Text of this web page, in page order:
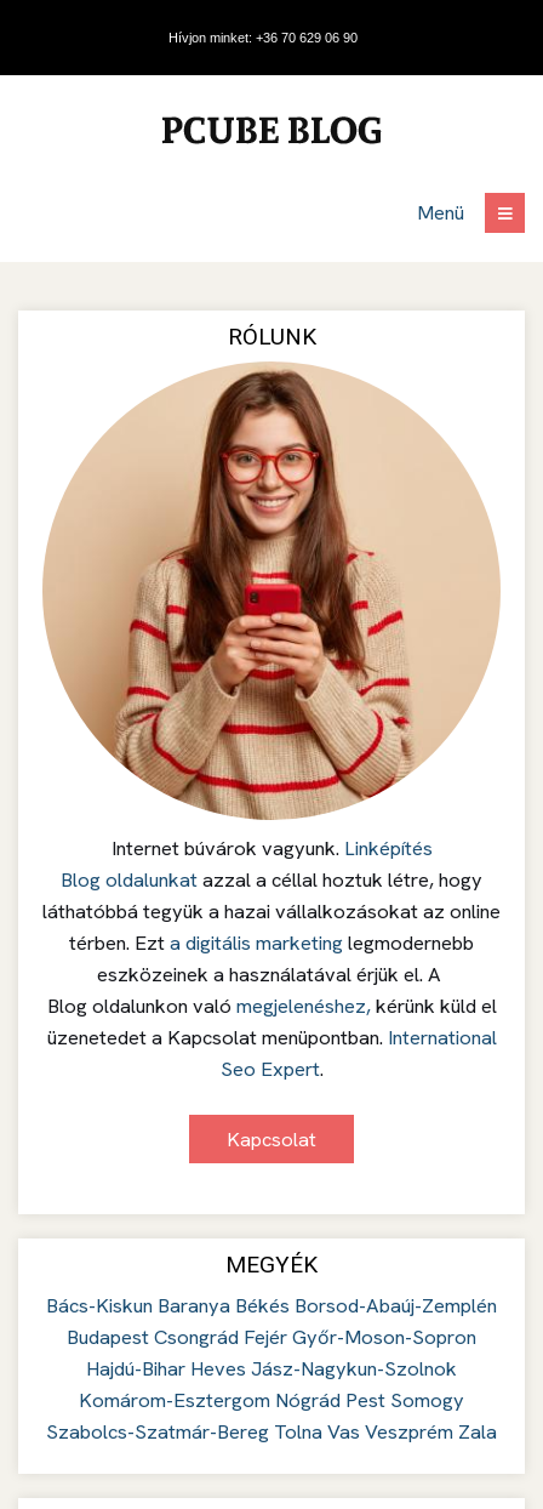
Hívjon minket: +36 70 629 06 90
Menü
RÓLUNK
Internet búvárok vagyunk. Linképítés
Blog oldalunkatazzal a céllal hoztuk létre, hogy
láthatóbbá tegyük a hazai vállalkozásokat az online
térben. Ezta digitális marketinglegmodernebb
eszközeinek a használatával érjük el. A
Blog oldalunkon való megjelenéshez,kérünk küld el
üzenetedet a Kapcsolat menüpontban. International
Seo Expert.
Kapcsolat
MEGYÉK
Bács-Kiskun Baranya Békés Borsod-Abaúj-Zemplén
BudapestCsongrád FejérGyőr-Moson-Sopron
Hajdú-Bihar Heves Jász-Nagykun-Szolnok
Komárom-Esztergom Nógrád Pest Somogy
Szabolcs-Szatmár-Bereg Tolna Vas Veszprém Zala